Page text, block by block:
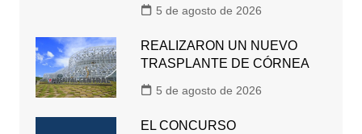
5 de agosto de 2026
REALIZARON UN NUEVO
TRASPLANTE DE CÓRNEA
5 de agosto de 2026
EL CONCURSO